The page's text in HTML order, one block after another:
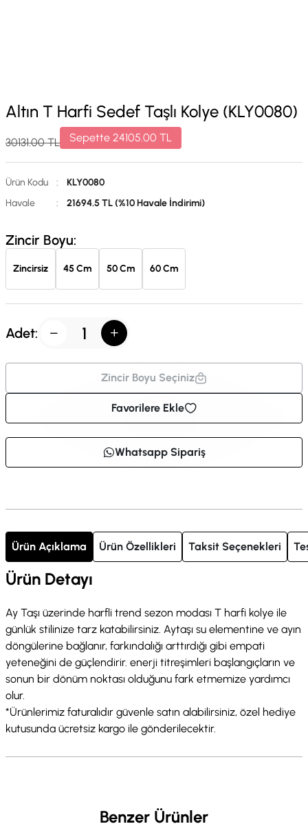
Altın T Harfi Sedef Taşlı Kolye (KLY0080)
30131.00TL Sepette 24105.00 TL
Ürün Kodu :
KLY0080
Havale
: 21694.5 TL (%10 Havale İndirimi)
Zincir Boyu:
Zincirsiz 45 Cm 50 Cm 60 Cm
Adet:
Zincir Boyu Seçiniz
Favorilere Ekle
Whatsapp Sipariş
Ürün Açıklama Ürün Özellikleri Taksit Seçenekleri
Ürün Detayı
Ay Taşı üzerinde harfli trend sezon modası T harfi kolye ile
günlük stilinize tarz katabilirsiniz. Aytaşı su elementine ve ayın
döngülerine bağlanır, farkındalığı arttırdığı gibi empati
yeteneğini de güçlendirir. enerji titreşimleri başlangıçların ve
sonun bir dönüm noktası olduğunu fark etmemize yardımcı
olur.
*Ürünlerimiz faturalıdır güvenle satın alabilirsiniz, özel hediye
kutusunda ücretsiz kargo ile gönderilecektir.
Benzer Ürünler